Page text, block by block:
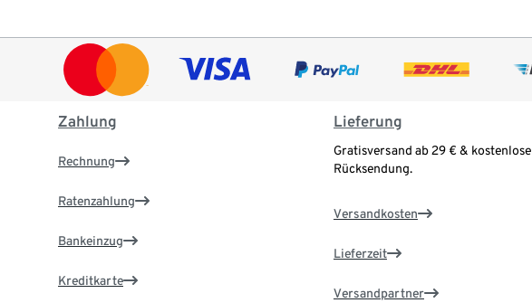
Zahlung
Rechnung
Ratenzahlung
Bankeinzug
Kreditkarte
Lieferung
Gratisversand ab 29 € & kostenlose
Rücksendung.
Versandkosten
Lieferzeit
Versandpartner